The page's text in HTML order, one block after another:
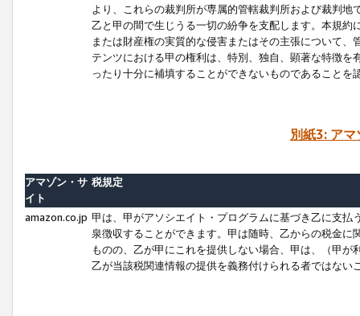
より、これらの裁判所が専属的管轄裁判所および裁判
乙と甲の間で生じうる一切の紛争を支配します。本規
または財産権の実質的な侵害またはその主張について
テンツにおける甲の権利は、特別、独自、顕著な特徴
ったり十分に補填することができないものであることを
別紙3: ア
アマゾン・サ
イト
税規定
amazon.co.jp 甲は、甲がアソシエイト・プログラムに基づき乙に支
泉徴収することができます。甲は随時、乙からの税金
ものの、乙が甲にこれを提供しない場合、甲は、（甲
乙が当該税関連情報の提供を義務付けられる者ではな